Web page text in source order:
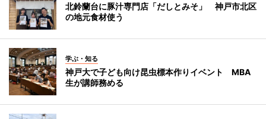
北鈴蘭台に豚汁専門店「だしとみそ」 神戸市北区
の地元食材使う
学ぶ・知る
神戸大で子ども向け昆虫標本作りイベント MBA
生が講師務める